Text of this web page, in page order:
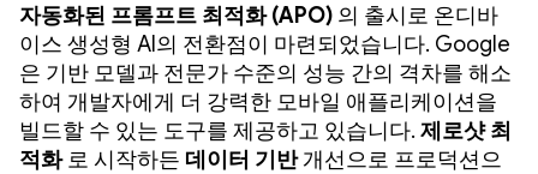
자동화된 프롬프트 최적화 (APO) 의 출시로 온디바
이스 생성형 AI의 전환점이 마련되었습니다. Google
은 기반 모델과 전문가 수준의 성능 간의 격차를 해소
하여 개발자에게 더 강력한 모바일 애플리케이션을
빌드할 수 있는 도구를 제공하고 있습니다. 제로샷 최
적화로 시작하든 데이터 기반개선으로 프로덕션으